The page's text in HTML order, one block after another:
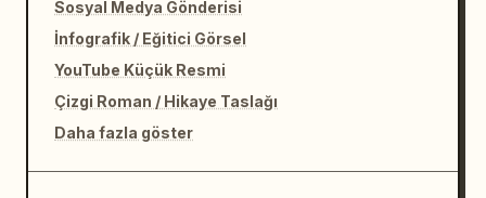
Sosyal Medya Gönderisi
İnfografik / Eğitici Görsel
YouTube Küçük Resmi
Çizgi Roman / Hikaye Taslağı
Daha fazla göster